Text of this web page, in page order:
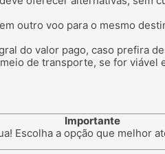
outro voo para o mesmo
do valor pago, caso prefira
de transporte, se for viável
Importante
Escolha a opção que melhor